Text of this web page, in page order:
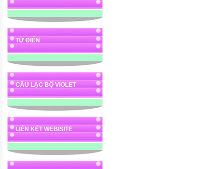
TỪ ĐIỂN
CÂU LẠC BỘ VIOLET
LIÊN KẾT WEBISITE